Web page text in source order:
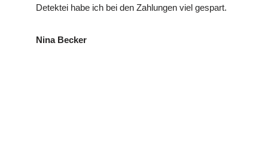
Detektei habe ich bei den Zahlungen viel gespart.
Nina Becker